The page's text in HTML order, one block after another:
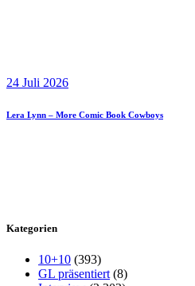
24 Juli 2026
Lera Lynn – More Comic Book Cowboys
Kategorien
10+10 (393)
GL präsentiert (8)